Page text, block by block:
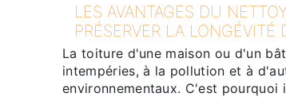
LES AVANTAGES DU
PRÉSERVER LA LONGÉVITÉ
La toiture d'une maison ou d'un
intempéries, à la pollution et à
environnementaux. C'est